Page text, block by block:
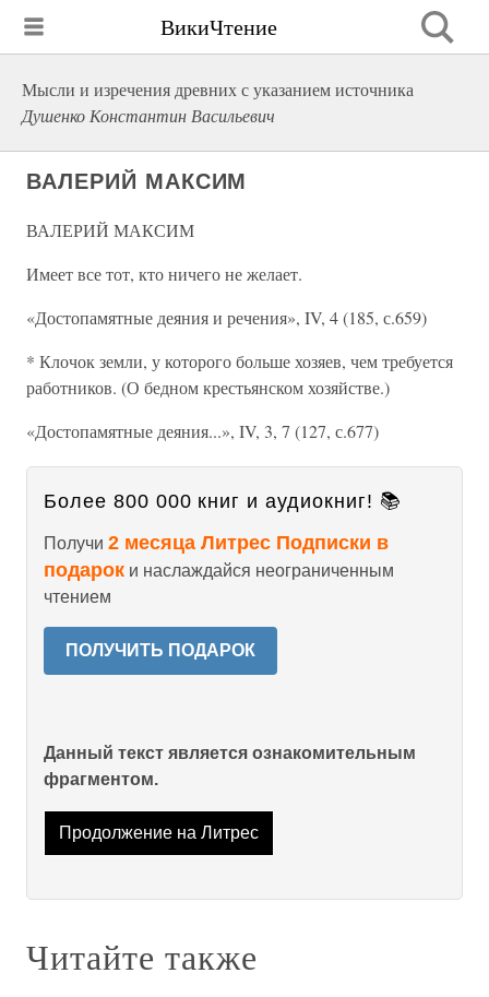
ВикиЧтение
Мысли и изречения древних с указанием источника
Душенко Константин Васильевич
ВАЛЕРИЙ МАКСИМ
ВАЛЕРИЙ МАКСИМ
Имеет все тот, кто ничего не желает.
«Достопамятные деяния и речения», IV, 4 (185, с.659)
* Клочок земли, у которого больше хозяев, чем требуется
работников. (О бедном крестьянском хозяйстве.)
«Достопамятные деяния...», IV, 3, 7 (127, с.677)
Более 800 000 книг и аудиокниг! 📚
Получи 2 месяца Литрес Подписки в
подарок и наслаждайся неограниченным
чтением
ПОЛУЧИТЬ ПОДАРОК
Данный текст является ознакомительным
фрагментом.
Продолжение на Литрес
Читайте также